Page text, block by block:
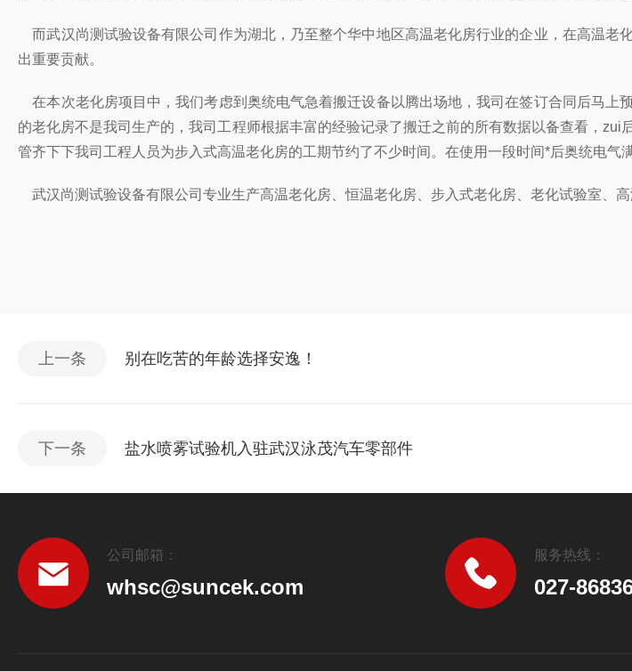
而武汉尚测试验设备有限公司作为湖北，乃至整个华中地区高温老化房行业的企业，在高温
出重要贡献。
在本次老化房项目中，我们考虑到奥统电气急着搬迁设备以腾出场地，我司在签订合同后马
的老化房不是我司生产的，我司工程师根据丰富的经验记录了搬迁之前的所有数据以备查看，
管齐下下我司工程人员为步入式高温老化房的工期节约了不少时间。在使用一段时间*后奥统电气
武汉尚测试验设备有限公司专业生产高温老化房、恒温老化房、步入式老化房、老化试验室、
上一条 别在吃苦的年龄选择安逸！
下一条 盐水喷雾试验机入驻武汉泳茂汽车零部件
公司邮箱：
whsc@suncek.com
服务热线：
027-